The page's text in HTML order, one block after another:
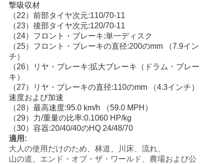
イ
バ
シ
ー
ポ
リ
シ
ー
撃吸収材
（22）前部タイヤ次元:110/70-11
（23）後部タイヤ次元:120/70-11
（24）フロント・ブレーキ:単一ディスク
（25）フロント・ブレーキの直径:200のmm （7.9イン
チ）
（26）リヤ・ブレーキ:拡大ブレーキ（ドラム・ブレー
キ）
（27）リヤ・ブレーキの直径:110のmm （4.3インチ）
速度および加速
（28）最高速度:95.0 km/h （59.0 MPH）
（29）力/重量の比率:0.1060 HP/kg
（30）容器:20/40/40のHQ 24/48/70
適用:
大人の使用だけのため、林道、川床、流れ、
山の道、エンド・オブ・ザ・ワールド、農場および公